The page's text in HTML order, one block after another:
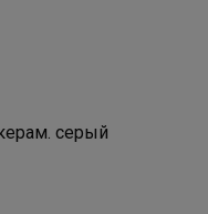
серый